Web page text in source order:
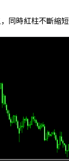
同時紅柱不斷縮